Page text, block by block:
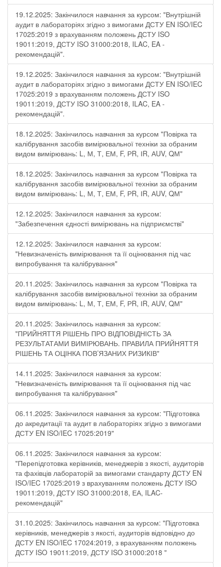
19.12.2025: Закінчилося навчання за курсом: "Внутрішній
аудит в лабораторіях згідно з вимогами ДСТУ EN ISO/IEC
17025:2019 з врахуванням положень ДСТУ ISO
19011:2019, ДСТУ ISO 31000:2018, ILAC, EA -
рекомендацій".
19.12.2025: Закінчилося навчання за курсом: "Внутрішній
аудит в лабораторіях згідно з вимогами ДСТУ EN ISO/IEC
17025:2019 з врахуванням положень ДСТУ ISO
19011:2019, ДСТУ ISO 31000:2018, ILAC, EA -
рекомендацій".
18.12.2025: Закінчилось навчання за курсом "Повірка та
калібрування засобів вимірювальної техніки за обраним
видом вимірювань: L, М, Т, ЕМ, F, РR, ІR, АUV, QМ"
18.12.2025: Закінчилось навчання за курсом "Повірка та
калібрування засобів вимірювальної техніки за обраним
видом вимірювань: L, М, Т, ЕМ, F, РR, ІR, АUV, QМ"
12.12.2025: Закінчилося навчання за курсом:
"Забезпечення єдності вимірювань на підприємстві"
12.12.2025: Закінчилося навчання за курсом:
"Невизначеність вимірювання та її оцінювання під час
випробування та калібрування"
20.11.2025: Закінчилось навчання за курсом "Повірка та
калібрування засобів вимірювальної техніки за обраним
видом вимірювань: L, М, Т, ЕМ, F, РR, ІR, АUV, QМ"
20.11.2025: Закінчилось навчання за курсом:
"ПРИЙНЯТТЯ РІШЕНЬ ПРО ВІДПОВІДНІСТЬ ЗА
РЕЗУЛЬТАТАМИ ВИМІРЮВАНЬ. ПРАВИЛА ПРИЙНЯТТЯ
РІШЕНЬ ТА ОЦІНКА ПОВ’ЯЗАНИХ РИЗИКІВ"
14.11.2025: Закінчилося навчання за курсом:
"Невизначеність вимірювання та її оцінювання під час
випробування та калібрування"
06.11.2025: Закінчилося навчання за курсом: "Підготовка
до акредитації та аудит в лабораторіях згідно з вимогами
ДСТУ EN ISO/IEC 17025:2019"
06.11.2025: Закінчилося навчання за курсом:
"Перепідготовка керівників, менеджерів з якості, аудиторів
та фахівців лабораторій за вимогами стандарту ДСТУ EN
ISO/IEC 17025:2019 з врахуванням положень ДСТУ ISO
19011:2019, ДСТУ ISO 31000:2018, ЕА, ILAC-
рекомендацій"
31.10.2025: Закінчилось навчання за курсом: "Підготовка
керівників, менеджерів з якості, аудиторів відповідно до
ДСТУ EN ISO/IEC 17024:2019, з врахуванням положень
ДСТУ ISO 19011:2019, ДСТУ ISO 31000:2018 "